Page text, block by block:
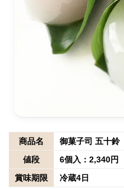
商品名
御菓子司 五十
値段
6個入：2,340円
賞味期限
冷蔵4日